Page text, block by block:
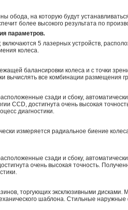
обода, на которую будут
более высокого результата по
параметров.
включаются 5 лазерных устройств,
колеса.
балансировки колеса и с точки
вычислять все комбинации размещения
сзади и сбоку,
CCD, достигнута очень высокая
диагностики.
измеряется радиальное биение
сзади и сбоку,
очень высокая точность.
торгующих эксклюзивными дисками.
шаблона. Стильные